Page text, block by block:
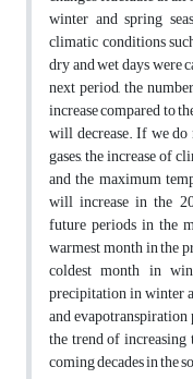
winter and spring
climatic conditions
dry and wet days were
next period, the
increase compared to
will decrease. If we do
gases, the increase of
and the maximum
will increase in the
future periods in the
warmest month in the
coldest month in
precipitation in winter
and
the trend of
coming decades in the